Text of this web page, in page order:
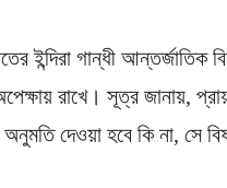
ইন্দিরা গান্ধী আন্তর্জাতিক
রাখে। সূত্র জানায়,
দেওয়া হবে কি না, সে